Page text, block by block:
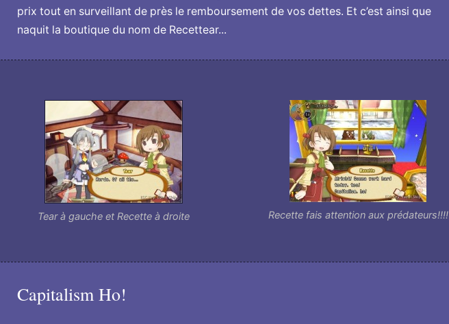
prix tout en surveillant de près le remboursement de vos dettes. Et c’est ainsi que
naquit la boutique du nom de Recettear...
Tear à gauche et Recette à droite Recette fais attention aux prédateurs!!!!
Capitalism Ho!